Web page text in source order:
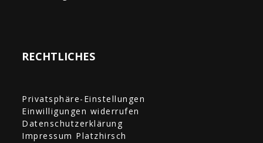
RECHTLICHES
Privatsphäre-Einstellungen
Einwilligungen widerrufen
Datenschutzerklärung
Impressum Platzhirsch